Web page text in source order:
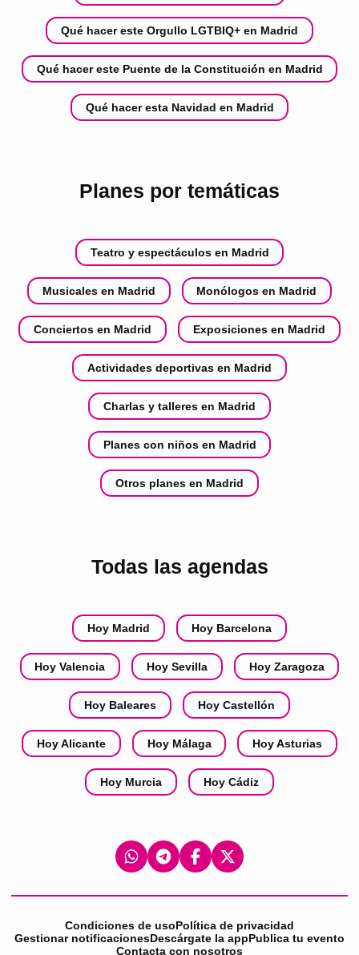
Qué hacer este Orgullo LGTBIQ+ en Madrid
Qué hacer este Puente de la Constitución en Madrid
Qué hacer esta Navidad en Madrid
Planes por temáticas
Teatro y espectáculos en Madrid
Musicales en Madrid Monólogos en Madrid
Conciertos en Madrid Exposiciones en Madrid
Actividades deportivas en Madrid
Charlas y talleres en Madrid
Planes con niños en Madrid
Otros planes en Madrid
Todas las agendas
Hoy Madrid Hoy Barcelona
Hoy Valencia Hoy Sevilla Hoy Zaragoza
Hoy Baleares Hoy Castellón
Hoy Alicante Hoy Málaga Hoy Asturias
Hoy Murcia Hoy Cádiz
Condiciones de usoPolítica de privacidad
Gestionar notificacionesDescárgate la appPublica tu evento
Contacta con nosotros